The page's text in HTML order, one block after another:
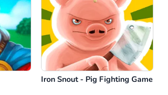
Iron Snout - Pig Fighting Game